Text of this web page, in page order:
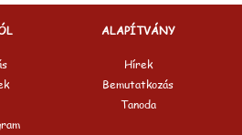
ALAPÍTVÁNY
Hírek
Bemutatkozás
Tanoda